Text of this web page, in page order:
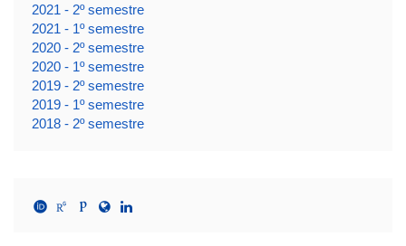
2021 - 2º semestre
2021 - 1º semestre
2020 - 2º semestre
2020 - 1º semestre
2019 - 2º semestre
2019 - 1º semestre
2018 - 2º semestre